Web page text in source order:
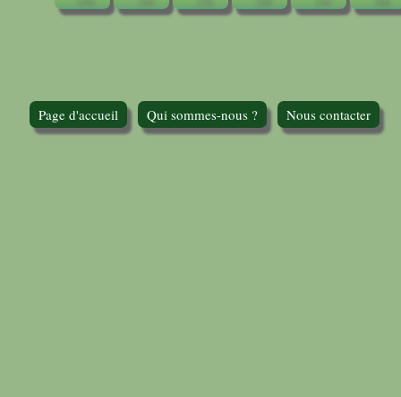
Page d'accueil Qui sommes-nous ? Nous contacter